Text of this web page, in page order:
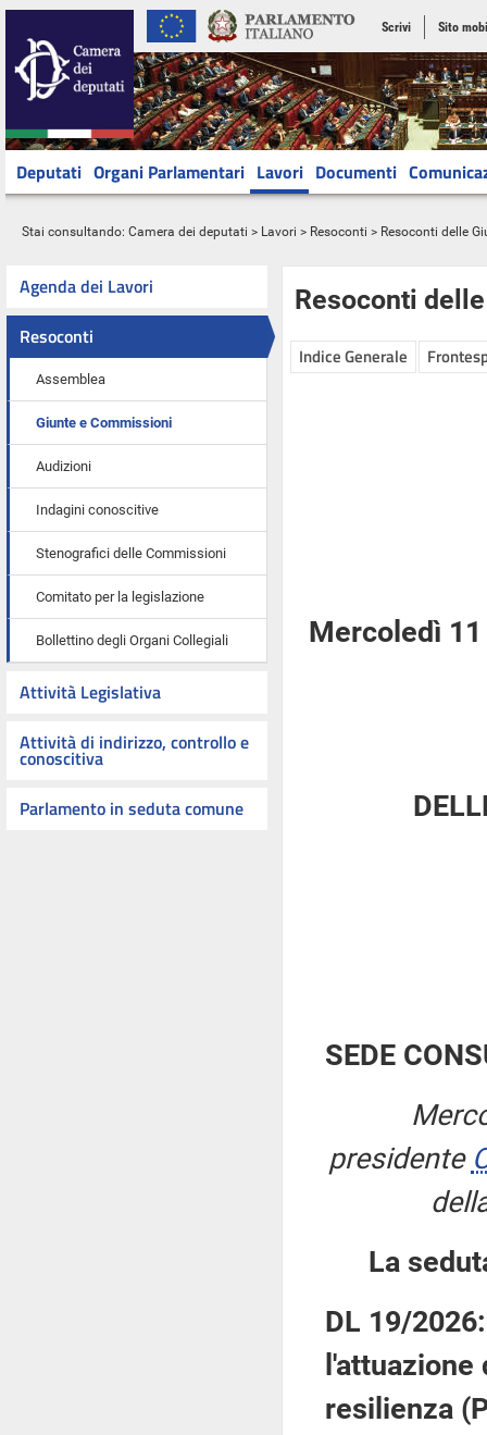
Scrivi Sito
Deputati Organi Parlamentari Lavori Documenti
Stai consultando: Camera dei deputati > Lavori > Resoconti > Resoconti delle
Agenda dei Lavori
Resoconti
Assemblea
Giunte e Commissioni
Audizioni
Indagini conoscitive
Stenografici delle Commissioni
Comitato per la legislazione
Bollettino degli Organi Collegiali
Attività Legislativa
Attività di indirizzo, controllo e
conoscitiva
Parlamento in seduta comune
Resoconti
Indice Generale
Mercoledì
SEDE
presidente
La
DL 19/
resilienza